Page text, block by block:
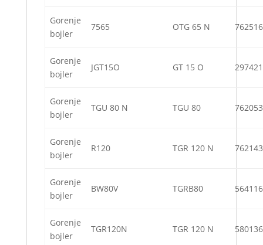
Gorenje
bojler
7565 OTG 65 N 762516
Gorenje
bojler
JGT15O GT 15 O 297421
Gorenje
bojler
TGU 80 N TGU 80 762053
Gorenje
bojler
R120 TGR 120 N 762143
Gorenje
bojler
BW80V TGRB80 564116
Gorenje
bojler
TGR120N TGR 120 N 580136